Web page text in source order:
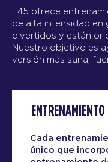
F45 ofrece
de alta intensidad en
divertidos y están
Nuestro objetivo es
versión más sana,
Cada
único que